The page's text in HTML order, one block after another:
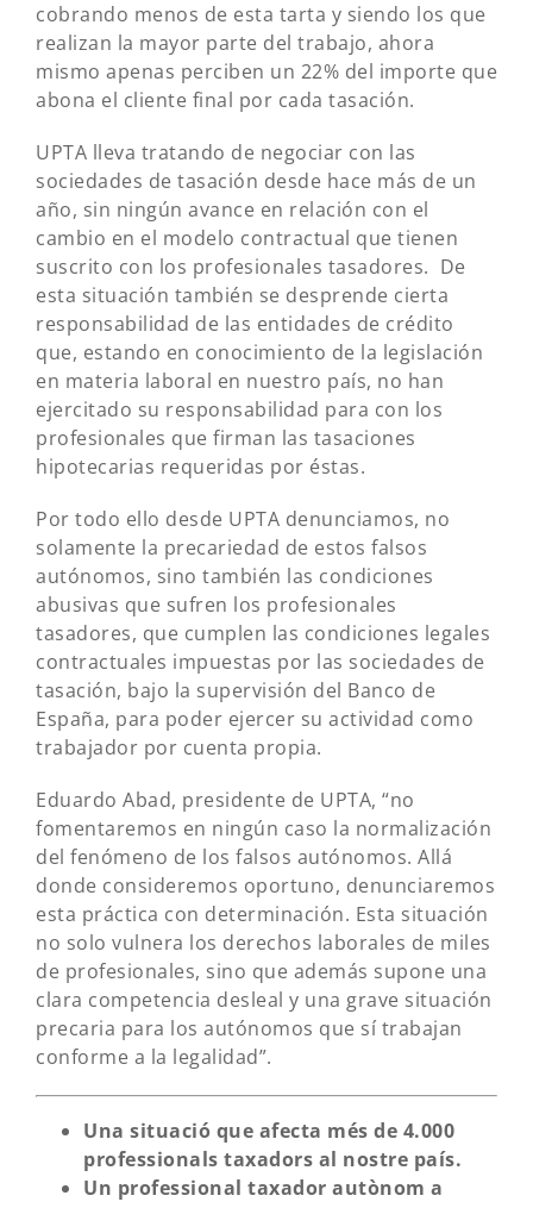
cobrando menos de esta tarta y siendo los que
realizan la mayor parte del trabajo, ahora
mismo apenas perciben un 22% del importe que
abona el cliente final por cada tasación.
UPTA lleva tratando de negociar con las
sociedades de tasación desde hace más de un
año, sin ningún avance en relación con el
cambio en el modelo contractual que tienen
suscrito con los profesionales tasadores. De
esta situación también se desprende cierta
responsabilidad de las entidades de crédito
que, estando en conocimiento de la legislación
en materia laboral en nuestro país, no han
ejercitado su responsabilidad para con los
profesionales que firman las tasaciones
hipotecarias requeridas por éstas.
Por todo ello desde UPTA denunciamos, no
solamente la precariedad de estos falsos
autónomos, sino también las condiciones
abusivas que sufren los profesionales
tasadores, que cumplen las condiciones legales
contractuales impuestas por las sociedades de
tasación, bajo la supervisión del Banco de
España, para poder ejercer su actividad como
trabajador por cuenta propia.
Eduardo Abad, presidente de UPTA, “no
fomentaremos en ningún caso la normalización
del fenómeno de los falsos autónomos. Allá
donde consideremos oportuno, denunciaremos
esta práctica con determinación. Esta situación
no solo vulnera los derechos laborales de miles
de profesionales, sino que además supone una
clara competencia desleal y una grave situación
precaria para los autónomos que sí trabajan
conforme a la legalidad”.
Una situació que afecta més de 4.000
professionals taxadors al nostre país.
Un professional taxador autònom a